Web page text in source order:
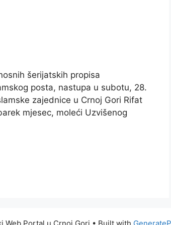
šerijatskih propisa
posta, nastupa u subotu, 28.
zajednice u Crnoj Gori Rifat
mjesec, moleći Uzvišenog